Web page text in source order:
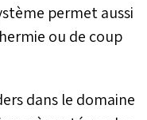
permet aussi
ou de coup
dans le domaine